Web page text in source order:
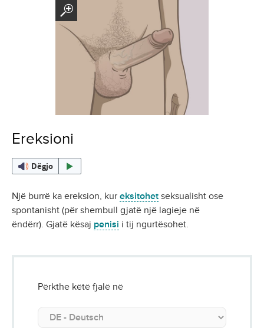
Ereksioni
Dëgjo
Një burrë ka ereksion, kur eksitohet seksualisht ose
spontanisht (për shembull gjatë një lagieje në
ëndërr). Gjatë kësaj penisi i tij ngurtësohet.
Përkthe këtë fjalë në